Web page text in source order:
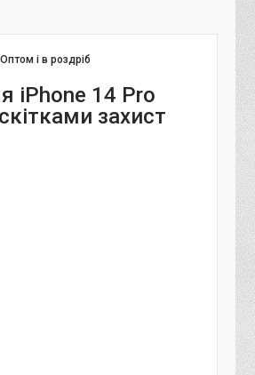
Оптом і в роздріб
iPhone 14 Pro
захист